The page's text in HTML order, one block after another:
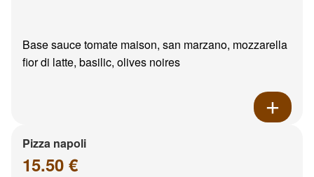
Base sauce tomate maison, san marzano, mozzarella
fior di latte, basilic, olives noires
Pizza napoli
15.50 €